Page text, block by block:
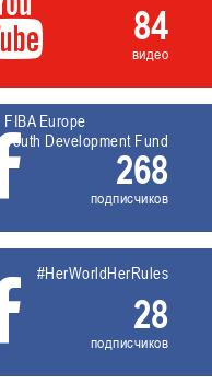
84
видео
FIBA Europe
Youth Development Fund
268
подписчиков
#HerWorldHerRules
28
подписчиков